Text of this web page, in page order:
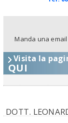
Manda una
Visita la
QUI
DOTT.